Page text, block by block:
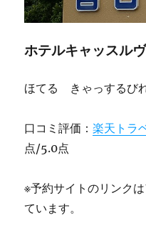
ホテルキャッスル
ほてる きゃっするび
口コミ評価：楽天トラ
点/5.0点
※予約サイトのリンク
ています。